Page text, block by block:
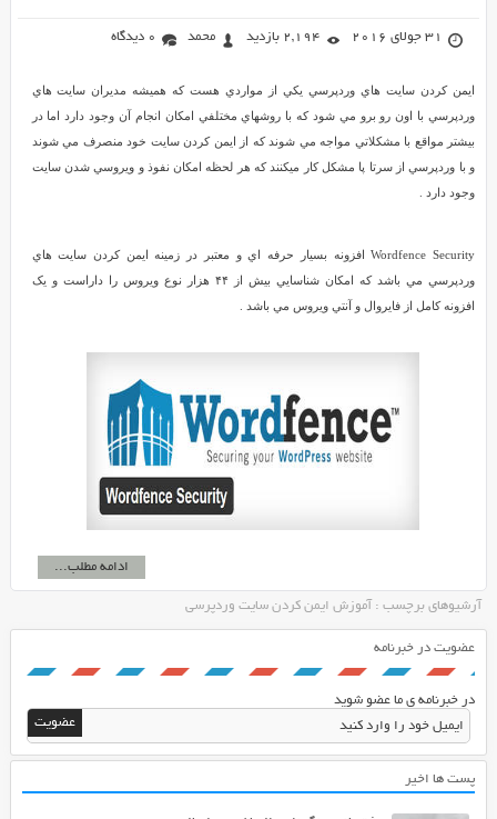
31 جولای 2016 2,194 بازدید محمد 0 دیدگاه
ايمن کردن سايت هاي وردپرسي يکي از مواردي هست که هميشه مديران سايت هاي
وردپرسي با اون رو برو مي شود که با روشهاي مختلفي امکان انجام آن وجود دارد اما در
بيشتر مواقع با مشکلاتي مواجه مي شوند که از ايمن کردن سايت خود منصرف مي شوند
و با وردپرسي از سرتا پا مشکل کار ميکنند که هر لحظه امکان نفوذ و ويروسي شدن سايت
وجود دارد .
Wordfence Security افزونه بسيار حرفه اي و معتبر در زمينه ايمن کردن سايت هاي
وردپرسي مي باشد که امکان شناسايي بيش از ۴۴ هزار نوع ويروس را داراست و يک
افزونه کامل از فايروال و آنتي ويروس مي باشد .
ادامه مطلب...
آرشیوهای برچسب : آموزش ایمن کردن سایت وردپرسی
عضویت در خبرنامه
در خبرنامه ی ما عضو شوید
پست ها اخیر